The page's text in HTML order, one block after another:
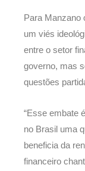
Para Manzano
um viés
entre o setor
governo, mas
questões
“Esse embate
no Brasil uma
beneficia da
financeiro